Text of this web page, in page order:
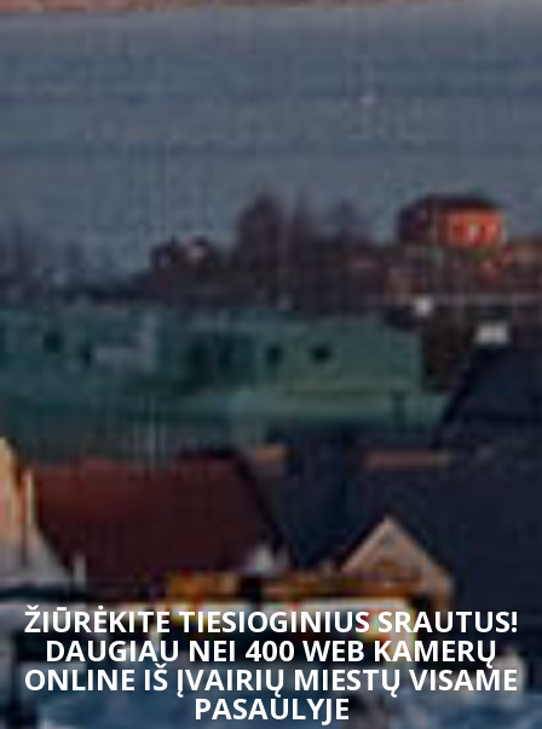
ŽIŪRĖKITE TIESIOGINIUS SRAUTUS!
DAUGIAU NEI 400 WEB KAMERŲ
ONLINE IŠ ĮVAIRIŲ MIESTŲ VISAME
PASAULYJE